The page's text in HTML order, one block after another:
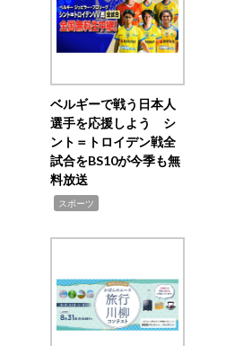
ベルギーで戦う日本人
選手を応援しよう シ
ント＝トロイデン戦全
試合をBS10が今季も無
料放送
スポーツ